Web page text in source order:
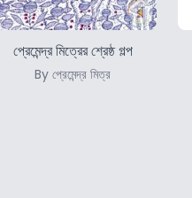
প্রেমেন্দ্র মিত্রের শ্রেষ্ঠ গল্প
By প্রেমেন্দ্র মিত্র